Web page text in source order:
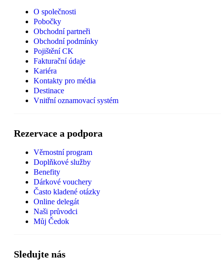
O společnosti
Pobočky
Obchodní partneři
Obchodní podmínky
Pojištění CK
Fakturační údaje
Kariéra
Kontakty pro média
Destinace
Vnitřní oznamovací systém
Rezervace a podpora
Věrnostní program
Doplňkové služby
Benefity
Dárkové vouchery
Často kladené otázky
Online delegát
Naši průvodci
Můj Čedok
Sledujte nás